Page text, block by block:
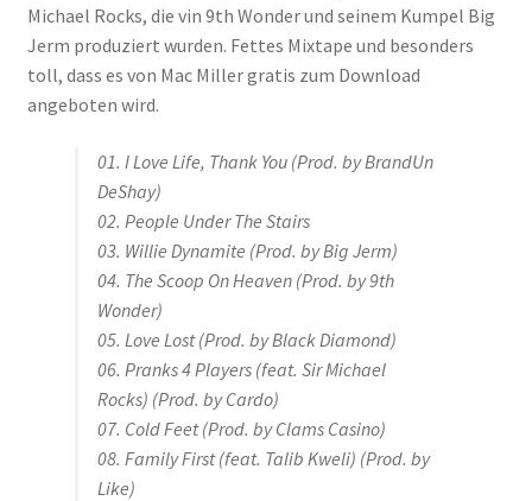
Michael Rocks, die vin 9th Wonder und seinem Kumpel Big
Jerm produziert wurden. Fettes Mixtape und besonders
toll, dass es von Mac Miller gratis zum Download
angeboten wird.
01. I Love Life, Thank You (Prod. by BrandUn
DeShay)
02. People Under The Stairs
03. Willie Dynamite (Prod. by Big Jerm)
04. The Scoop On Heaven (Prod. by 9th
Wonder)
05. Love Lost (Prod. by Black Diamond)
06. Pranks 4 Players (feat. Sir Michael
Rocks) (Prod. by Cardo)
07. Cold Feet (Prod. by Clams Casino)
08. Family First (feat. Talib Kweli) (Prod. by
Like)